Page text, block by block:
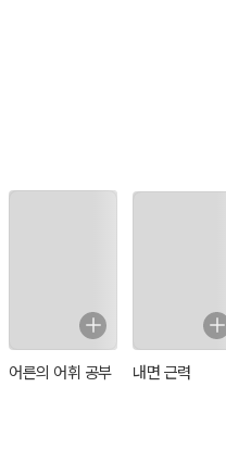
어른의 어휘 공부 내면 근력